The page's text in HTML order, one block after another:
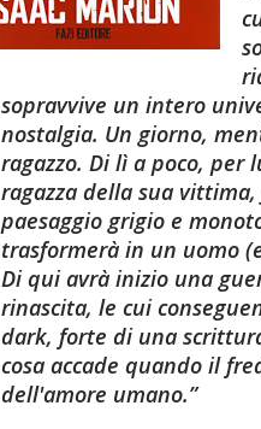
sopravvive un intero
nostalgia. Un giorno,
ragazzo. Di lì a poco, per
ragazza della sua
paesaggio grigio e
trasformerà in un uomo
Di qui avrà inizio una
rinascita, le cui
dark, forte di una
cosa accade quando il
dell'amore umano.